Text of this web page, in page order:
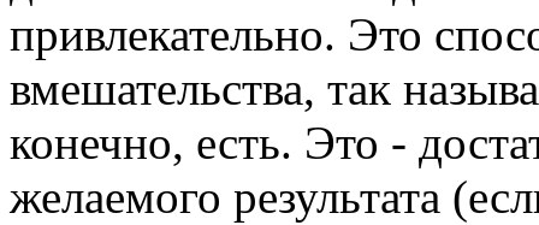
привлекательно. Это
вмешательства, так
конечно, есть. Это -
желаемого результата